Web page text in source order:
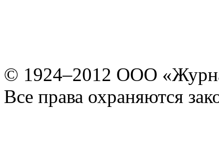
© 1924–2012 ООО
Все права охраняются